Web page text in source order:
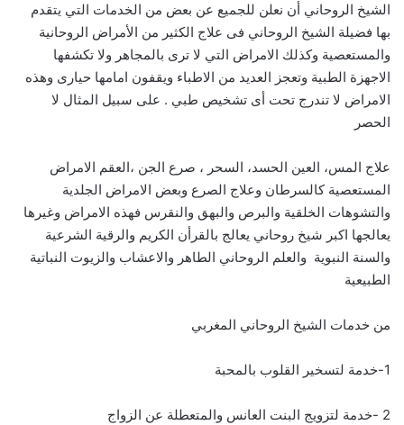
الشيخ الروحاني أن نعلن للجميع عن بعض من الخدمات التي يتقدم
بها فضيلة الشيخ الروحاني فى علاج الكثير من الأمراض الروحانية
والمستعصية وكذلك الامراض التي لا ترى بالمجاهر ولا تكشفها
الاجهزة الطبية وتعجز العديد من الاطباء ويقفون امامها حيارى وهذه
الامراض لا تندرج تحت أى تشخيص طبي . على سبيل المثال لا
الحصر
علاج المس، العين الحسد، السحر ، صرع الجن ،العقم الامراض
المستعصية كالسرطان وعلاج الصرع وبعض الامراض الجلدية
والتشوهات الخلقية والبرص والبهق والنقرس فهذه الامراض وغيرها
يعالجها اكبر شيخ روحاني يعالج بالقرأن الكريم والرقية الشرعية
والسنة النبوية والعلم الروحاني الطاهر والاعشاب والزيوت النباتية
الطبيعية
من خدمات الشيخ الروحاني المغربي
1-خدمة لتسخير القلوب بالمحبة
2 -خدمة لتزويج البنت العانس والمتعطلة عن الزواج